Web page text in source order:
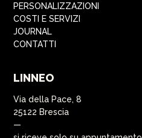
PERSONALIZZAZIONI
COSTI E SERVIZI
JOURNAL
CONTATTI
LINNEO
Via della Pace, 8
25122 Brescia
—